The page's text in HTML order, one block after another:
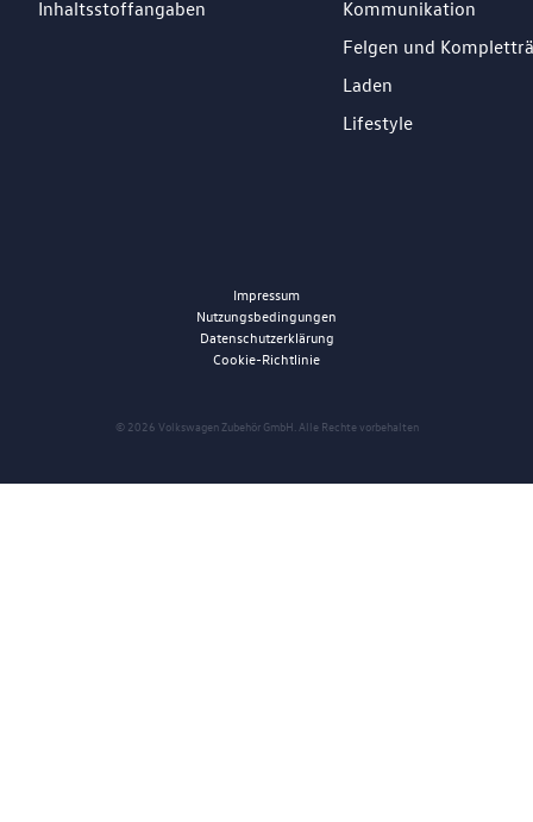
Inhaltsstoffangaben
Kommunikation
Felgen und
Laden
Lifestyle
© 2026 Volkswagen Zubehör GmbH. Alle Rechte vorbehalten
Impressum
Nutzungsbedingungen
Datenschutzerklärung
Cookie-Richtlinie